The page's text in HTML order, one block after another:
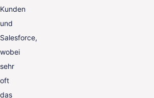
Kunden
und
Salesforce,
wobei
sehr
oft
das